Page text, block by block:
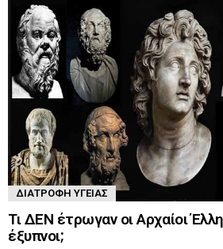
ΔΙΑΤΡΟΦΉ ΥΓΕΊΑΣ
Τι ΔΕΝ έτρωγαν οι Αρχαίοι
έξυπνοι;